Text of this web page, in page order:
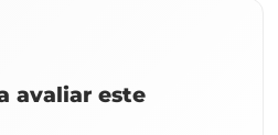
avaliar este